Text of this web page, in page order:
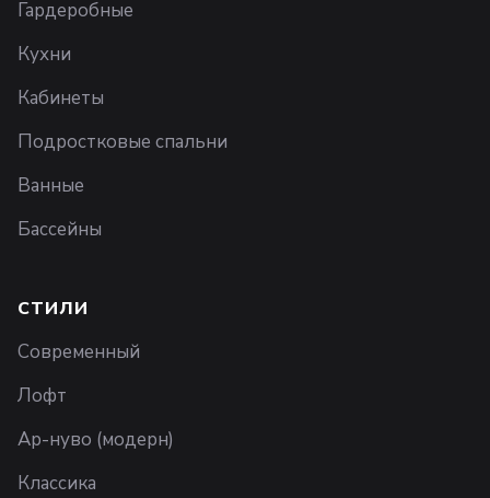
Гардеробные
Кухни
Кабинеты
Подростковые спальни
Ванные
Бассейны
СТИЛИ
Современный
Лофт
Ар-нуво (модерн)
Классика